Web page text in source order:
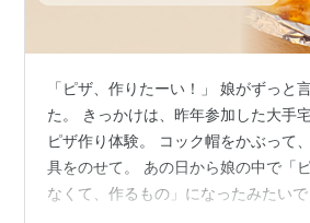
「ピザ、作りたーい！」 娘がずっと
た。 きっかけは、昨年参加した大手
ピザ作り体験。 コック帽をかぶって
具をのせて。 あの日から娘の中で「
なくて、作るもの」になったみたい